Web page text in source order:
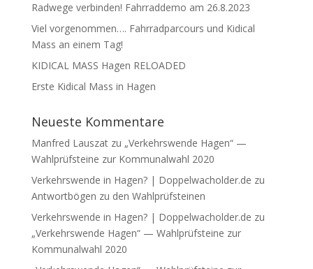
Radwege verbinden! Fahrraddemo am 26.8.2023
Viel vorgenommen…. Fahrradparcours und Kidical
Mass an einem Tag!
KIDICAL MASS Hagen RELOADED
Erste Kidical Mass in Hagen
Neueste Kommentare
Manfred Lauszatzu „Verkehrswende Hagen“ —
Wahlprüfsteine zur Kommunalwahl 2020
Verkehrswende in Hagen? | Doppelwacholder.de zu
Antwortbögen zu den Wahlprüfsteinen
Verkehrswende in Hagen? | Doppelwacholder.de zu
„Verkehrswende Hagen“ — Wahlprüfsteine zur
Kommunalwahl 2020